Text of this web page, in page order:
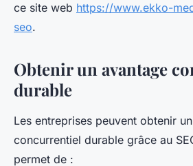
ce site web https://www.ekko-
seo.
Obtenir un avantage
durable
Les entreprises peuvent obtenir
concurrentiel durable grâce au
permet de :